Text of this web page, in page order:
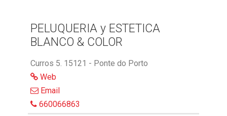
PELUQUERIA y ESTETICA
BLANCO & COLOR
Curros 5. 15121 - Ponte do Porto
Web
Email
660066863